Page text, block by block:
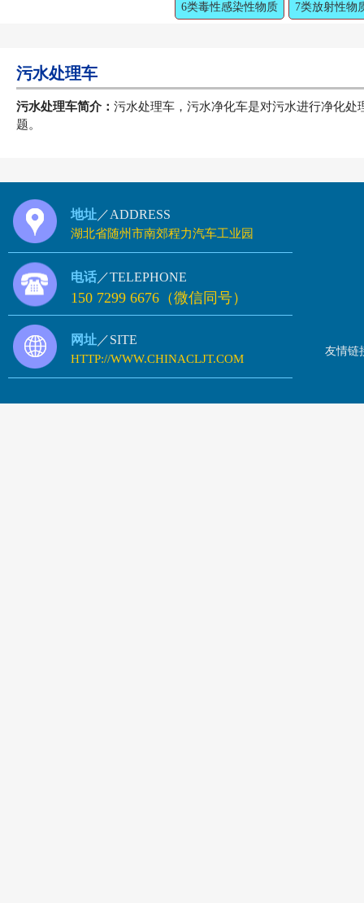
6类毒性感染性物质 7类放射性物
污水处理车
污水处理车简介： 污水处理车，污水净化车是对污水进行净化
题。
地址 ／ADDRESS
湖北省随州市南郊程力汽车工业园
电话 ／TELEPHONE
150 7299 6676（微信同号）
网址 ／SITE
HTTP://WWW.CHINACLJT.COM
友情链